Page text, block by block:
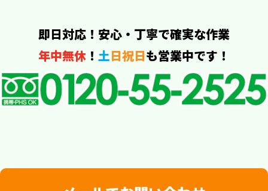
即日対応！安心・丁寧で確実な作業
年中無休 ！ 土日祝日も営業中です！